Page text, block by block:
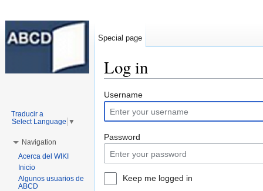
Log in
Username
Password
Keep me logged in
Special page
Traducir a
Select Language ▼
Navigation
Acerca del WIKI
Inicio
Algunos usuarios de
ABCD